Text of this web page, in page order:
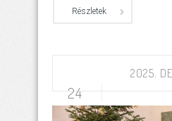
Részletek
2025.
24